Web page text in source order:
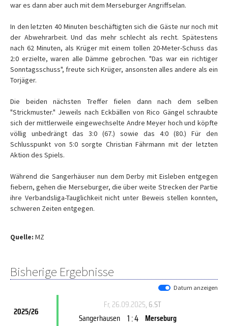
war es dann aber auch mit dem Merseburger Angriffselan.
In den letzten 40 Minuten beschäftigten sich die Gäste nur noch mit
der Abwehrarbeit. Und das mehr schlecht als recht. Spätestens
nach 62 Minuten, als Krüger mit einem tollen 20-Meter-Schuss das
2:0 erzielte, waren alle Dämme gebrochen. "Das war ein richtiger
Sonntagsschuss", freute sich Krüger, ansonsten alles andere als ein
Torjäger.
Die beiden nächsten Treffer fielen dann nach dem selben
"Strickmuster." Jeweils nach Eckbällen von Rico Gängel schraubte
sich der mittlerweile eingewechselte Andre Meyer hoch und köpfte
völlig unbedrängt das 3:0 (67.) sowie das 4:0 (80.) Für den
Schlusspunkt von 5:0 sorgte Christian Fährmann mit der letzten
Aktion des Spiels.
Während die Sangerhäuser nun dem Derby mit Eisleben entgegen
fiebern, gehen die Merseburger, die über weite Strecken der Partie
ihre Verbandsliga-Tauglichkeit nicht unter Beweis stellen konnten,
schweren Zeiten entgegen.
Quelle: MZ
Bisherige Ergebnisse
Datum anzeigen
2025/26
Fr, 26.09.2025, 6.ST
Sangerhausen 1 : 4 Merseburg